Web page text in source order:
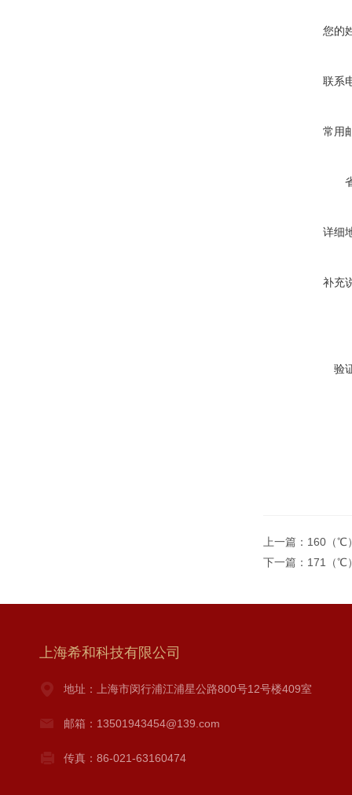
您的
联系
常用
详细
补充
验
上一篇： 160（℃
下一篇： 171（℃
上海希和科技有限公司
地址：上海市闵行浦江浦星公路800号12号楼409室
邮箱：13501943454@139.com
传真：86-021-63160474